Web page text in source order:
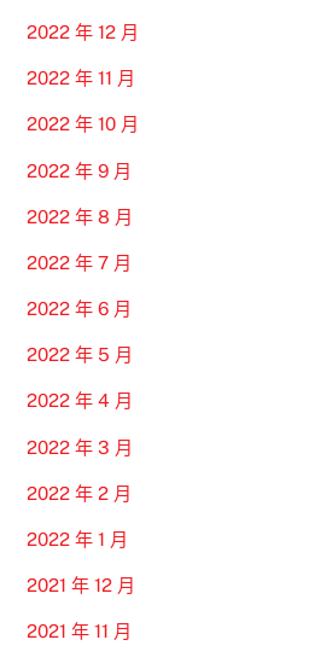
2022 年 12 月
2022 年 11 月
2022 年 10 月
2022 年 9 月
2022 年 8 月
2022 年 7 月
2022 年 6 月
2022 年 5 月
2022 年 4 月
2022 年 3 月
2022 年 2 月
2022 年 1 月
2021 年 12 月
2021 年 11 月